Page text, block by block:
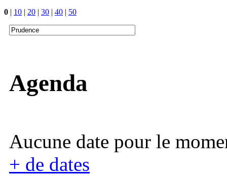
0 | 10 | 20 | 30 | 40 | 50
Agenda
Aucune date pour le
+ de dates